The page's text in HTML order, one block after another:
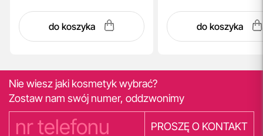
do koszyka do koszyka
Nie wiesz jaki kosmetyk wybrać?
Zostaw nam swój numer, oddzwonimy
PROSZĘ O KONTAKT